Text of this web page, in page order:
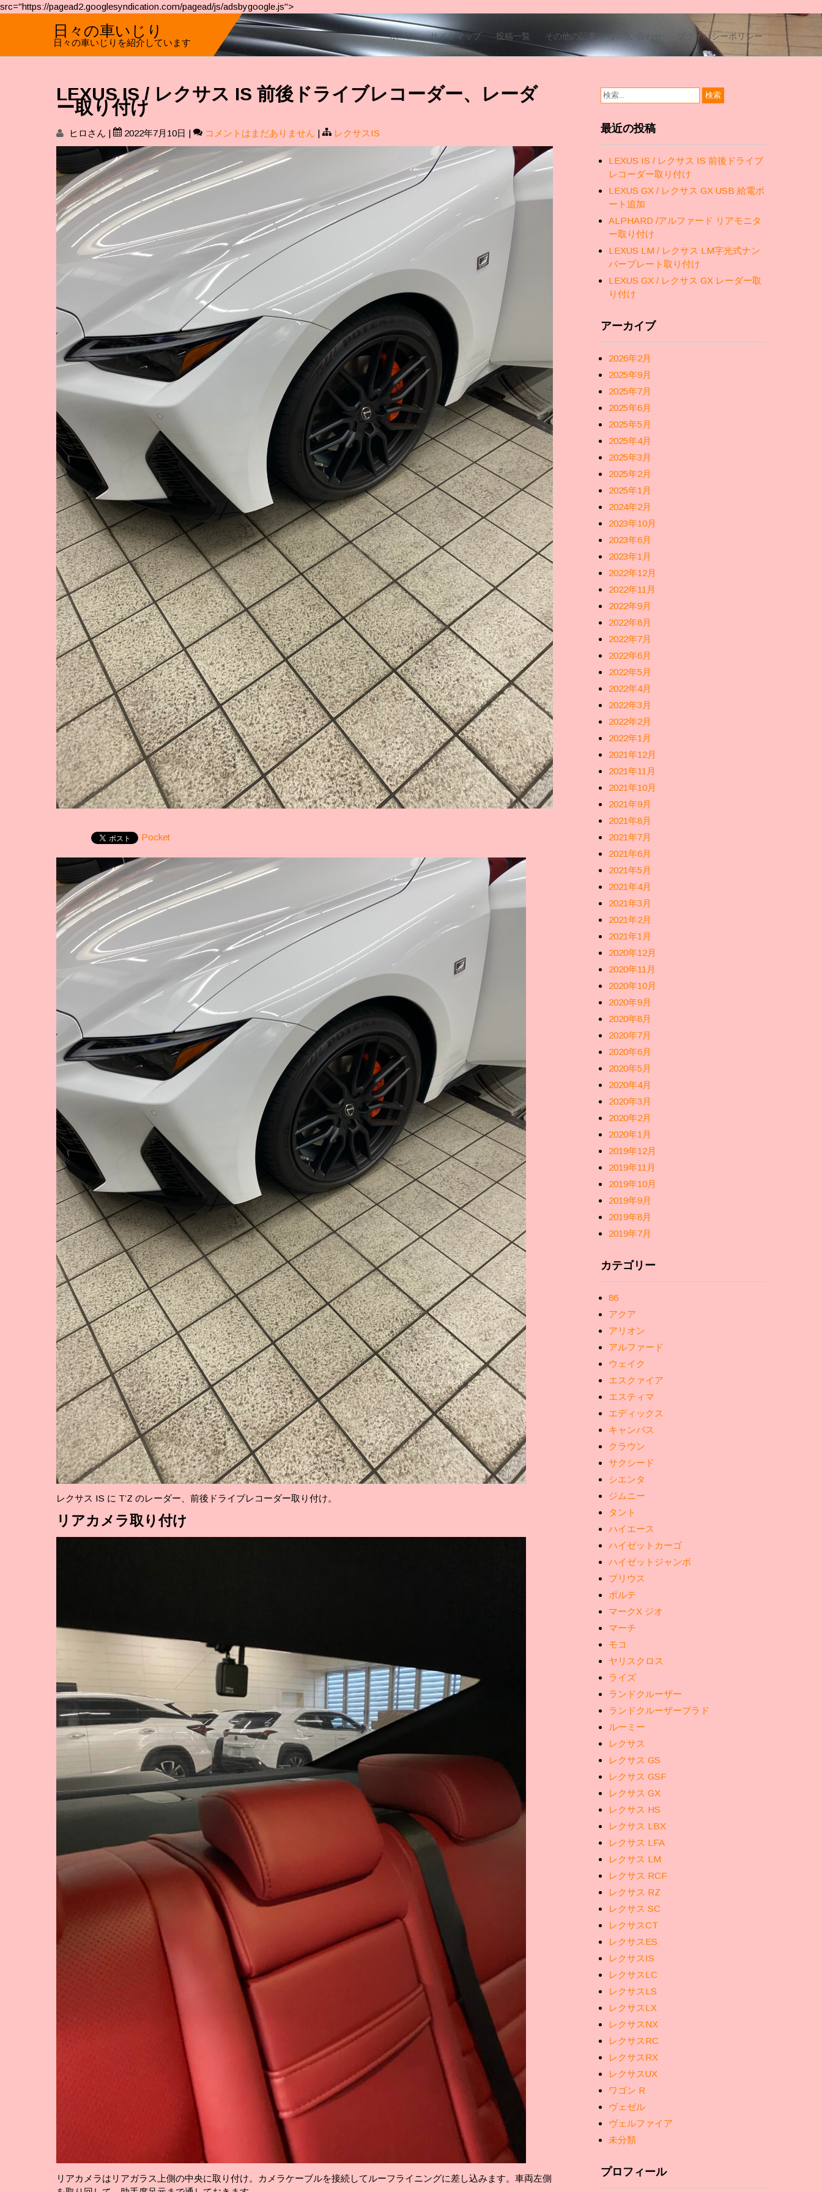
src="https://pagead2.googlesyndication.com/pagead/js/adsbygoogle.js">
日々の車いじり
日々の車いじりを紹介しています
ホーム サイトマップ 投稿一覧 その他の記事 お問い合わせ プライバシーポリシー
LEXUS IS / レクサス IS 前後ドライブレコーダー、レーダ
ー取り付け
ヒロさん | 2022年7月10日 | コメントはまだありません | レクサスIS
Pocket
レクサス IS に T’Z のレーダー、前後ドライブレコーダー取り付け。
リアカメラ取り付け
リアカメラはリアガラス上側の中央に取り付け。カメラケーブルを接続してルーフライニングに差し込みます。車両左側
最近の投稿
LEXUS IS / レクサス IS 前後ドライブ
レコーダー取り付け
LEXUS GX / レクサス GX USB 給電ポ
ート追加
ALPHARD /アルファード リアモニタ
ー取り付け
LEXUS LM / レクサス LM字光式ナン
バープレート取り付け
LEXUS GX / レクサス GX レーダー取
り付け
アーカイブ
2026年2月
2025年9月
2025年7月
2025年6月
2025年5月
2025年4月
2025年3月
2025年2月
2025年1月
2024年2月
2023年10月
2023年6月
2023年1月
2022年12月
2022年11月
2022年9月
2022年8月
2022年7月
2022年6月
2022年5月
2022年4月
2022年3月
2022年2月
2022年1月
2021年12月
2021年11月
2021年10月
2021年9月
2021年8月
2021年7月
2021年6月
2021年5月
2021年4月
2021年3月
2021年2月
2021年1月
2020年12月
2020年11月
2020年10月
2020年9月
2020年8月
2020年7月
2020年6月
2020年5月
2020年4月
2020年3月
2020年2月
2020年1月
2019年12月
2019年11月
2019年10月
2019年9月
2019年8月
2019年7月
カテゴリー
86
アクア
アリオン
アルファード
ウェイク
エスクァイア
エスティマ
エディックス
キャンバス
クラウン
サクシード
シエンタ
ジムニー
タント
ハイエース
ハイゼットカーゴ
ハイゼットジャンボ
プリウス
ポルテ
マークX ジオ
マーチ
モコ
ヤリスクロス
ライズ
ランドクルーザー
ランドクルーザープラド
ルーミー
レクサス
レクサス GS
レクサス GSF
レクサス GX
レクサス HS
レクサス LBX
レクサス LFA
レクサス LM
レクサス RCF
レクサス RZ
レクサス SC
レクサスCT
レクサスES
レクサスIS
レクサスLC
レクサスLS
レクサスLX
レクサスNX
レクサスRC
レクサスRX
レクサスUX
ワゴン R
ヴェゼル
ヴェルファイア
未分類
プロフィール